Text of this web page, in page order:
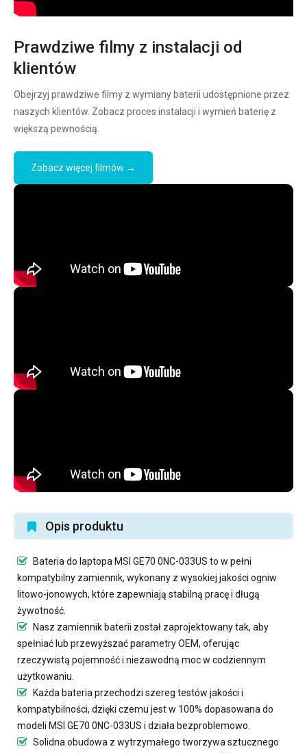
Prawdziwe filmy z instalacji od
klientów
Obejrzyj prawdziwe filmy z wymiany baterii udostępnione przez
naszych klientów. Zobacz proces instalacji i wymień baterię z
większą pewnością.
Zobacz więcej filmów →
Opis produktu
Bateria do laptopa MSI GE70 0NC-033US to w pełni
kompatybilny zamiennik, wykonany z wysokiej jakości ogniw
litowo-jonowych, które zapewniają stabilną pracę i długą
żywotność.
Nasz zamiennik baterii został zaprojektowany tak, aby
spełniać lub przewyższać parametry OEM, oferując
rzeczywistą pojemność i niezawodną moc w codziennym
użytkowaniu.
Każda bateria przechodzi szereg testów jakości i
kompatybilności, dzięki czemu jest w 100% dopasowana do
modeli MSI GE70 0NC-033US i działa bezproblemowo.
Solidna obudowa z wytrzymałego tworzywa sztucznego